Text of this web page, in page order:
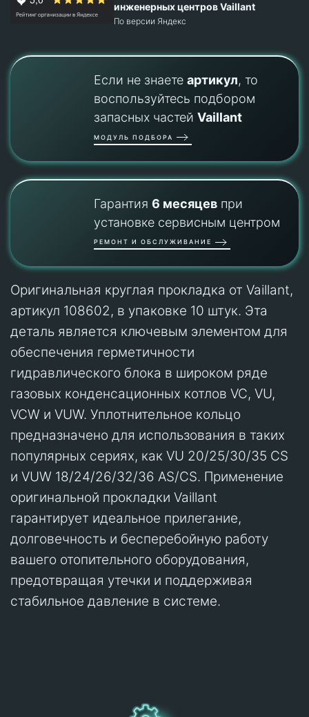
инженерных центров Vaillant
По версии Яндекс
Если не знаете артикул, то
воспользуйтесь подбором
запасных частей Vaillant
МОДУЛЬ ПОДБОРА
Гарантия 6 месяцевпри
установке сервисным центром
РЕМОНТ И ОБСЛУЖИВАНИЕ
Оригинальная круглая прокладка от Vaillant,
артикул 108602, в упаковке 10 штук. Эта
деталь является ключевым элементом для
обеспечения герметичности
гидравлического блока в широком ряде
газовых конденсационных котлов VC, VU,
VCW и VUW. Уплотнительное кольцо
предназначено для использования в таких
популярных сериях, как VU 20/25/30/35 CS
и VUW 18/24/26/32/36 AS/CS. Применение
оригинальной прокладки Vaillant
гарантирует идеальное прилегание,
долговечность и бесперебойную работу
вашего отопительного оборудования,
предотвращая утечки и поддерживая
стабильное давление в системе.